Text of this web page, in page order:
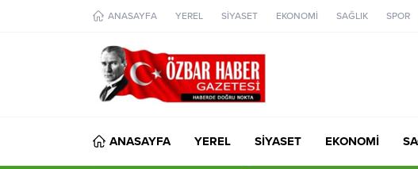
ANASAYFA YEREL SİYASET EKONOMİ SAĞLIK SPOR
ANASAYFA YEREL SİYASET EKONOMİ